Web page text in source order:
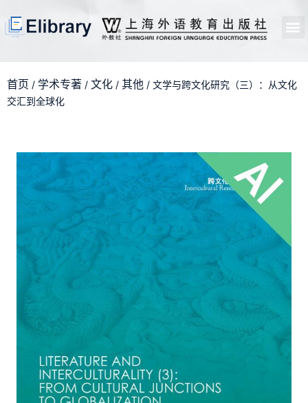
首页 / 学术专著 / 文化 / 其他 / 文学与跨文化研究（三）：从文化
交汇到全球化